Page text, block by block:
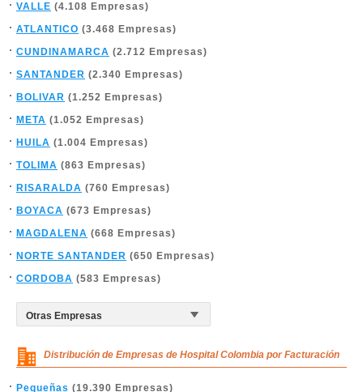
VALLE (4.108 Empresas)
ATLANTICO (3.468 Empresas)
CUNDINAMARCA (2.712 Empresas)
SANTANDER (2.340 Empresas)
BOLIVAR (1.252 Empresas)
META (1.052 Empresas)
HUILA (1.004 Empresas)
TOLIMA (863 Empresas)
RISARALDA (760 Empresas)
BOYACA (673 Empresas)
MAGDALENA (668 Empresas)
NORTE SANTANDER (650 Empresas)
CORDOBA (583 Empresas)
Distribución de Empresas de Hospital Colombia por Facturación
Pequeñas (19.390 Empresas)